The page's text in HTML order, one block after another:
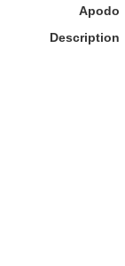
Apodo
Description